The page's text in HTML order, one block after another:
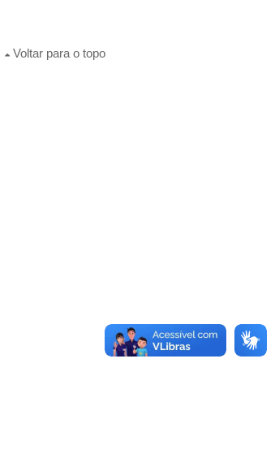
Voltar para o topo